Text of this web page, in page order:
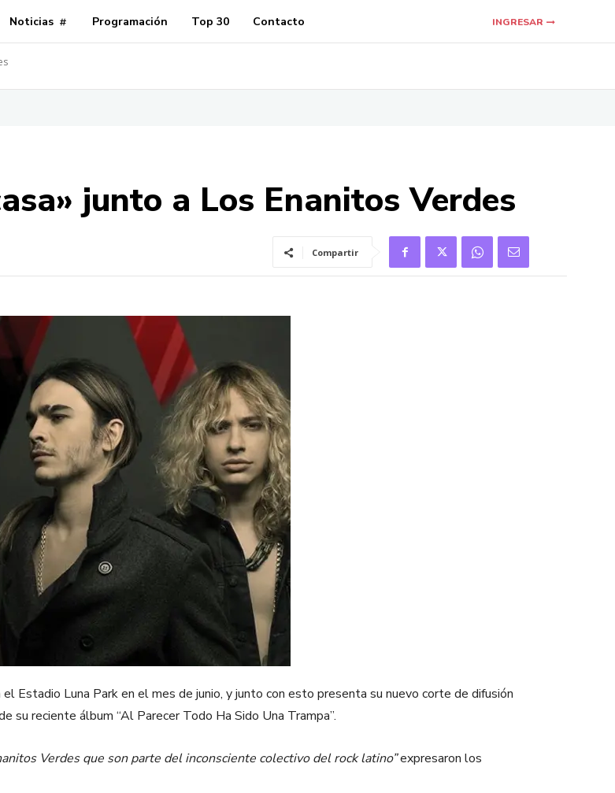
Noticias Programación Top 30 Contacto INGRESAR
junto a Los Enanitos Verdes
Compartir
Estadio Luna Park en el mes de junio, y junto con esto presenta su nuevo corte de difusión
su reciente álbum “Al Parecer Todo Ha Sido Una Trampa”.
Verdes que son parte del inconsciente colectivo del rock latino”expresaron los